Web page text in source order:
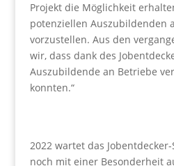
Projekt die Möglichkeit
potenziellen Auszubildenden
vorzustellen. Aus den
wir, dass dank des
Auszubildende an Betriebe
konnten.“
2022 wartet das
noch mit einer Besonderheit